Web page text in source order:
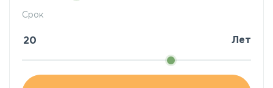
Срок
Лет